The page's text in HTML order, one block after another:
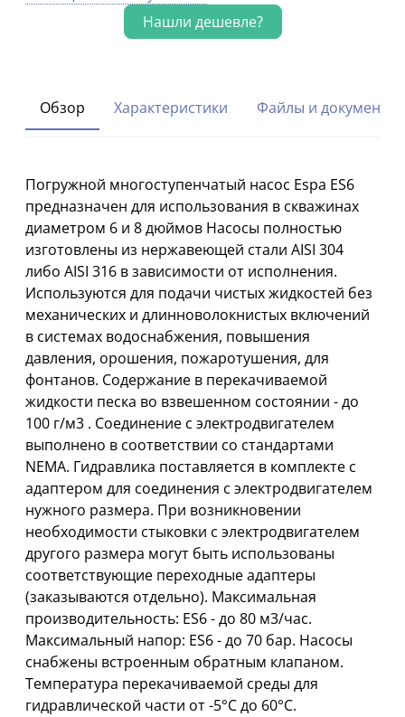
Обзор Характеристики Файлы и документы
Погружной многоступенчатый насос Espa ES6
предназначен для использования в скважинах
диаметpом 6 и 8 дюймов Насосы полностью
изготовлены из нержавеющей стали AISI 304
либо AISI 316 в зависимости от исполнения.
Используются для подачи чистых жидкостей без
механических и длинноволокнистых включений
в системах водоснабжения, повышения
давления, орошения, пожаротушения, для
фонтанов. Cодержание в перекачиваемой
жидкости песка во взвешенном состоянии - до
100 г/м3 . Соединение с электpодвигателем
выполнено в соответствии со стандартами
NEMА. Гидравлика поставляется в комплекте с
адаптером для соединения с электpодвигателем
нужного размера. При возникновении
необходимости стыковки с электpодвигателем
другого размера могут быть использованы
соответствующие переходные адаптеры
(заказываются отдельно). Максимальная
производительность: ES6 - до 80 м3/час.
Максимальный напор: ES6 - до 70 бар. Насосы
снабжены встpоенным обратным клапаном.
Температура перекачиваемой среды для
гидравлической части от -5°C до 60°C.